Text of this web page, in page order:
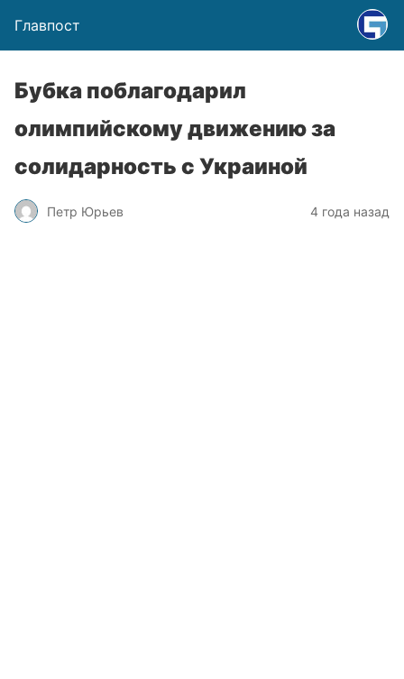
Главпост
Бубка поблагодарил
олимпийскому движению за
солидарность с Украиной
Петр Юрьев 4 года назад